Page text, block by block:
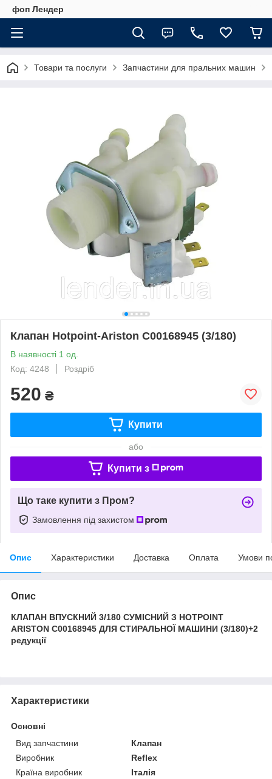
фоп Лендер
Товари та послуги Запчастини для пральних машин
Клапан Hotpoint-Ariston C00168945 (3/180)
В наявності 1 од.
Код: 4248
Роздріб
520 ₴
Купити
або
Купити з
Що таке купити з Пром?
Замовлення під захистом
Опис Характеристики Доставка Оплата Умови
Опис
КЛАПАН ВПУСКНИЙ 3/180 СУМІСНИЙ З HOTPOINT
ARISTON C00168945 ДЛЯ СТИРАЛЬНОЇ МАШИНИ (3/180)+2
редукції
Характеристики
Основні
Вид запчастини
Клапан
Виробник
Reflex
Країна виробник
Італія